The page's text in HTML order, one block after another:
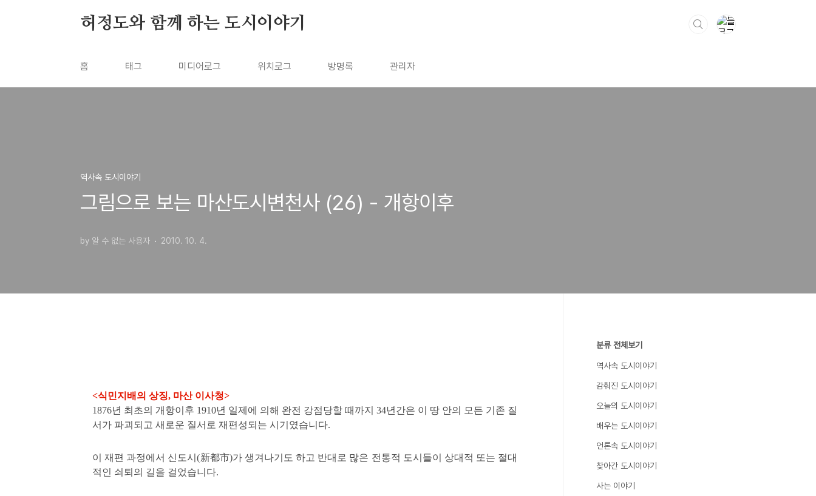
허정도와 함께 하는 도시이야기
홈 태그 미디어로그 위치로그 방명록 관리자
역사속 도시이야기
그림으로 보는 마산도시변천사 (26) - 개항이후
by 알 수 없는 사용자 2010. 10. 4.
<식민지배의 상징, 마산 이사청>
1876년 최초의 개항이후 1910년 일제에 의해 완전 강점당할 때까지 34년간은 이 땅 안의 모든 기존 질
서가 파괴되고 새로운 질서로 재편성되는 시기였습니다.
이 재편 과정에서 신도시(新都市)가 생겨나기도 하고 반대로 많은 전통적 도시들이 상대적 또는 절대
적인 쇠퇴의 길을 걸었습니다.
분류 전체보기
역사속 도시이야기
감춰진 도시이야기
오늘의 도시이야기
배우는 도시이야기
언론속 도시이야기
찾아간 도시이야기
사는 이야기